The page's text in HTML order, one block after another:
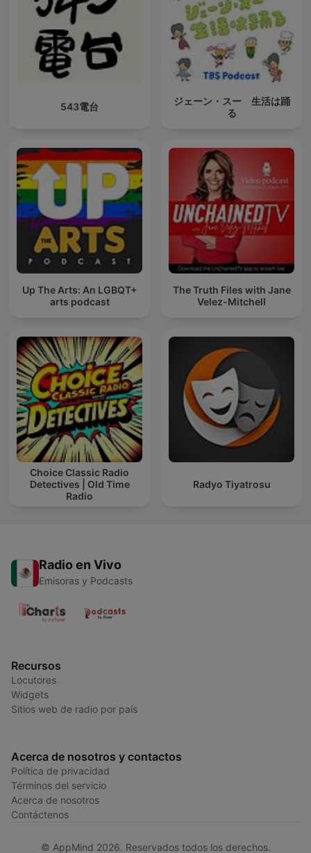
543電台
ジェーン・スー 生活は踊
る
Up The Arts: An LGBQT+
arts podcast
The Truth Files with Jane
Velez-Mitchell
Choice Classic Radio
Detectives | Old Time
Radio
Radyo Tiyatrosu
Radio en Vivo
Emisoras y Podcasts
Recursos
Locutores
Widgets
Sitios web de radio por país
Acerca de nosotros y contactos
Política de privacidad
Términos del servicio
Acerca de nosotros
Contáctenos
© AppMind 2026. Reservados todos los derechos.